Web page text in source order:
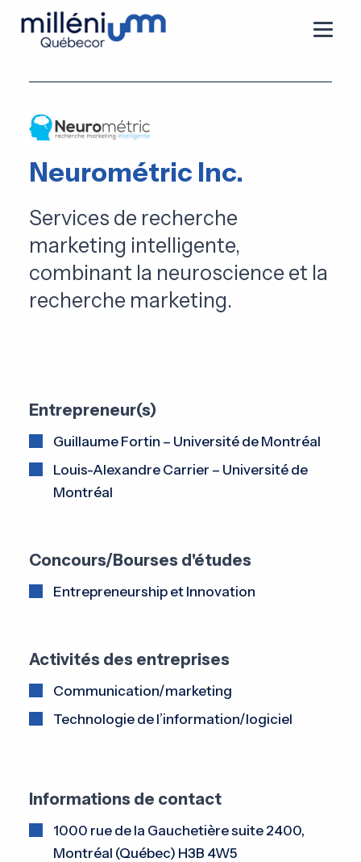
Neurométric Inc.
Services de recherche
marketing intelligente,
combinant la neuroscience et la
recherche marketing.
Entrepreneur(s)
Guillaume Fortin – Université de Montréal
Louis-Alexandre Carrier – Université de
Montréal
Concours/Bourses d'études
Entrepreneurship et Innovation
Activités des entreprises
Communication/marketing
Technologie de l’information/logiciel
Informations de contact
1000 rue de la Gauchetière suite 2400,
Montréal (Québec) H3B 4W5